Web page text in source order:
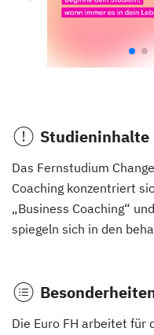
Studieninhalte
Das Fernstudium
Coaching konzentriert
„Business Coaching“
spiegeln sich in den
Die Euro FH arbeitet für